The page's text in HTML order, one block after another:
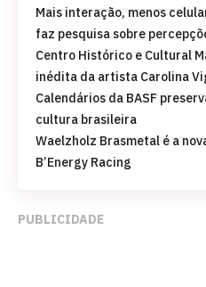
Mais interação, menos
faz pesquisa sobre
Centro Histórico e Cultural
inédita da artista Carolina
Calendários da BASF
cultura brasileira
Waelzholz Brasmetal é a
B’Energy Racing
PUBLICIDADE